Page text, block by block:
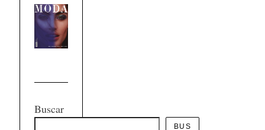
Buscar
BUS